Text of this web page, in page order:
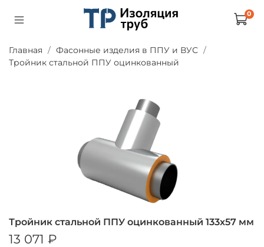
0
Главная
Фасонные изделия в ППУ и ВУС
Тройник стальной ППУ оцинкованный
Тройник стальной ППУ оцинкованный 133х57 мм
13 071 ₽